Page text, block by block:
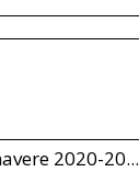
2020-20...